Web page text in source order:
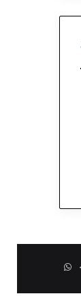
تيلقرامواتساب